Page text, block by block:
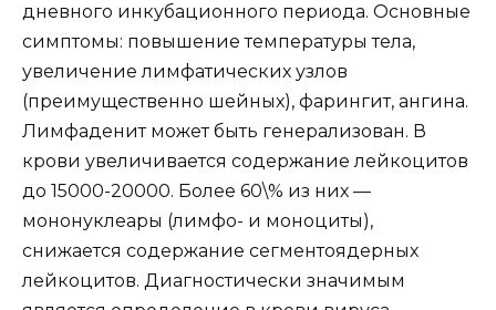
дневного инкубационного периода. Основные
симптомы: повышение температуры тела,
увеличение лимфатических узлов
(преимущественно шейных), фарингит, ангина.
Лимфаденит может быть генерализован. В
крови увеличивается содержание лейкоцитов
до 15000-20000. Более 60\% из них —
мононуклеары (лимфо- и моноциты),
снижается содержание сегментоядерных
лейкоцитов. Диагностически значимым